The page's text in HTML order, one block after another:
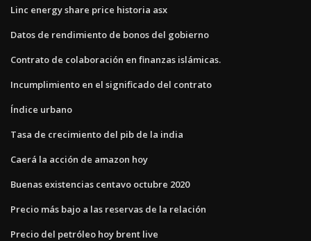
Linc energy share price historia asx
Datos de rendimiento de bonos del gobierno
Contrato de colaboración en finanzas islámicas.
Incumplimiento en el significado del contrato
Índice urbano
Tasa de crecimiento del pib de la india
Caerá la acción de amazon hoy
Buenas existencias centavo octubre 2020
Precio más bajo a las reservas de la relación
Precio del petróleo hoy brent live